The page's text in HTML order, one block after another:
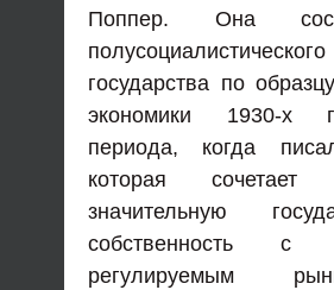
Поппер. Она
полусоциалистического
государства по
экономики 1930-х
периода, когда
которая
значительную
собственность с
регулируемым